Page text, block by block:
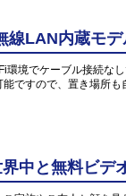
線LAN内蔵モデ
境でケーブル接続な
ですので、置き場所も
中と無料ビデ